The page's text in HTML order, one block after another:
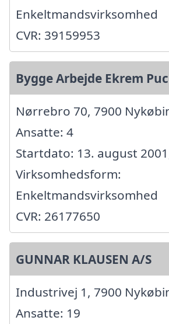
Enkeltmandsvirksomhed
CVR: 39159953
Bygge Arbejde Ekrem
Nørrebro 70, 7900
Ansatte: 4
Startdato: 13. august
Virksomhedsform:
Enkeltmandsvirksomhed
CVR: 26177650
GUNNAR KLAUSEN A/S
Industrivej 1, 7900
Ansatte: 19